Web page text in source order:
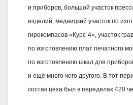
и приборов, большой участок
изделий, медницкий участок по
гирокомпасов «Курс‑4», участок
по изготовлению плат печатного
по изготовлению шкал для
и ещё много чего другого. В тот
состав цеха был в переделах 420